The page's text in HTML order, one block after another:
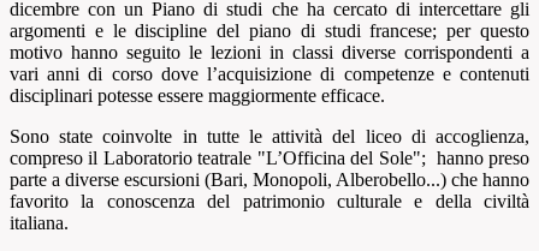
dicembre con un Piano di studi che ha cercato di intercettare gli
argomenti e le discipline del piano di studi francese; per questo
motivo hanno seguito le lezioni in classi diverse corrispondenti a
vari anni di corso dove l’acquisizione di competenze e contenuti
disciplinari potesse essere maggiormente efficace.
Sono state coinvolte in tutte le attività del liceo di accoglienza,
compreso il Laboratorio teatrale "L’Officina del Sole"; hanno preso
parte a diverse escursioni (Bari, Monopoli, Alberobello...) che hanno
favorito la conoscenza del patrimonio culturale e della civiltà
italiana.